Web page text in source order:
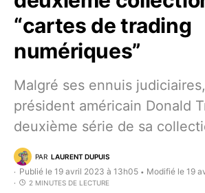
“cartes de trading
numériques”
Malgré ses ennuis judiciaires,
président américain Donald
deuxième série de sa
PAR LAURENT DUPUIS
Publié le 19 avril 2023 à 13h05 • Modifié le 19
2 MINUTES DE LECTURE